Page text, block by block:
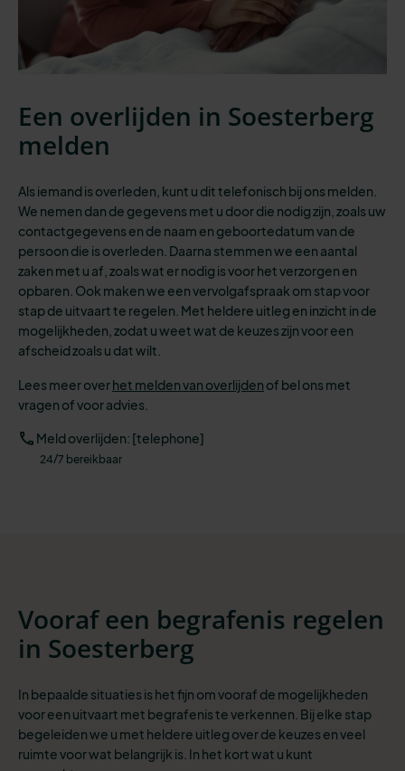
Een overlijden in Soesterberg
melden
Als iemand is overleden, kunt u dit telefonisch bij ons melden.
We nemen dan de gegevens met u door die nodig zijn, zoals uw
contactgegevens en de naam en geboortedatum van de
persoon die is overleden. Daarna stemmen we een aantal
zaken met u af, zoals wat er nodig is voor het verzorgen en
opbaren. Ook maken we een vervolgafspraak om stap voor
stap de uitvaart te regelen. Met heldere uitleg en inzicht in de
mogelijkheden, zodat u weet wat de keuzes zijn voor een
afscheid zoals u dat wilt.
Lees meer overhet melden van overlijden of bel ons met
vragen of voor advies.
Meld overlijden: [telephone]
24/7 bereikbaar
Vooraf een begrafenis regelen
in Soesterberg
In bepaalde situaties is het fijn om vooraf de mogelijkheden
voor een uitvaart met begrafenis te verkennen. Bij elke stap
begeleiden we u met heldere uitleg over de keuzes en veel
ruimte voor wat belangrijk is. In het kort wat u kunt